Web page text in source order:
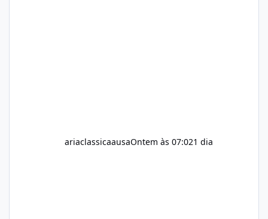
ariaclassicaausaOntem às 07:021 dia